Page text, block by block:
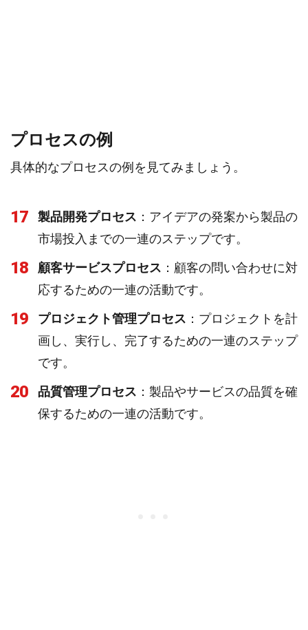
プロセスの例
具体的なプロセスの例を見てみましょう。
17 製品開発プロセス ：アイデアの発案から製品の
市場投入までの一連のステップです。
18 顧客サービスプロセス ：顧客の問い合わせに対
応するための一連の活動です。
19 プロジェクト管理プロセス ：プロジェクトを計
画し、実行し、完了するための一連のステップ
です。
20 品質管理プロセス ：製品やサービスの品質を確
保するための一連の活動です。